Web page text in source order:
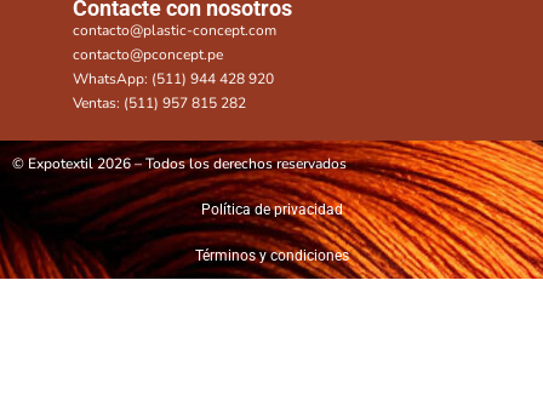
Contacte con nosotros
contacto@plastic-concept.com
contacto@pconcept.pe
WhatsApp: (511) 944 428 920
Ventas: (511) 957 815 282
© Expotextil 2026 – Todos los derechos reservados
Política de privacidad
Términos y condiciones